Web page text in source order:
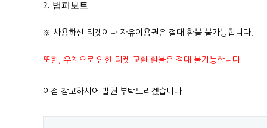
2. 범퍼보트
※ 사용하신 티켓이나 자유이용권은 절대 환불 불가능합니다.
또한, 우천으로 인한 티켓 교환 환불은 절대 불가능합니다
이점 참고하시어 발권 부탁드리겠습니다